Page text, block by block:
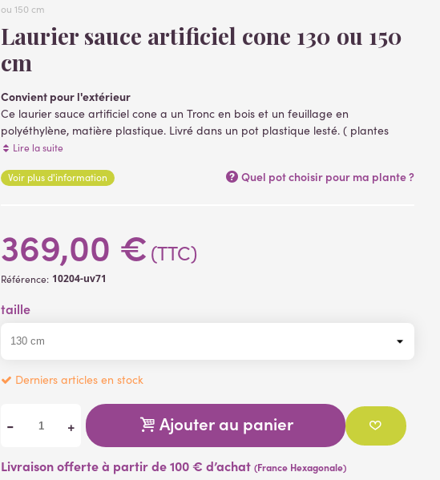
ou 150 cm
Laurier sauce artificiel cone 130 ou 150
cm
Convient pour l'extérieur
Ce laurier sauce artificiel cone a un Tronc en bois et un feuillage en
polyéthylène, matière plastique. Livré dans un pot plastique lesté. ( plantes
artificielles ).
Lire la suite
Voir plus d'information Quel pot choisir pour ma plante ?
369,00 € (TTC)
Référence: 10204-uv71
taille
Derniers articles en stock
- + Ajouter au panier
Livraison offerte à partir de 100 € d’achat(France Hexagonale)